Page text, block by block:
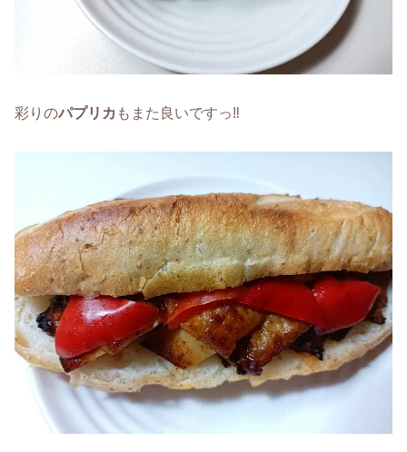
彩りのパプリカ もまた良いですっ‼